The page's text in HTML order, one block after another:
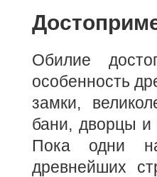
Обилие
особенность
замки,
бани, дворцы и
Пока одни
древнейших